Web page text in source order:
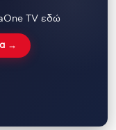
TV εδώ
→